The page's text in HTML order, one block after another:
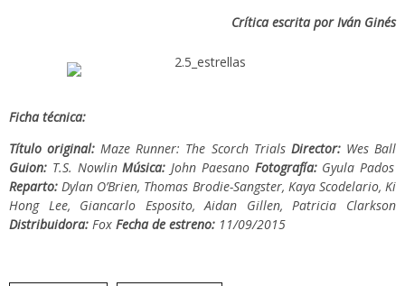
Crítica escrita por Iván Ginés
Ficha técnica:
Título original: Maze Runner: The Scorch Trials Director:Wes Ball
Guion: T.S. NowlinMúsica: John Paesano Fotografía: Gyula Pados
Reparto:Dylan O’Brien, Thomas Brodie-Sangster, Kaya Scodelario, Ki
Hong Lee, Giancarlo Esposito, Aidan Gillen, Patricia Clarkson
Distribuidora: Fox Fecha de estreno: 11/09/2015